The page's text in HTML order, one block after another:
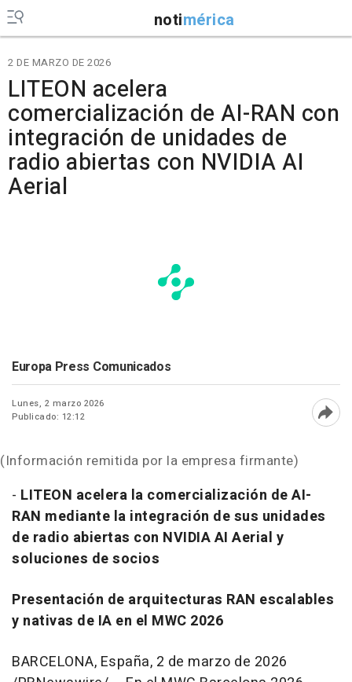
notimérica
2 DE MARZO DE 2026
LITEON acelera
comercialización de AI-RAN con
integración de unidades de
radio abiertas con NVIDIA AI
Aerial
Europa Press Comunicados
Lunes, 2 marzo 2026
Publicado: 12:12
(Información remitida por la empresa firmante)
- LITEON acelera la comercialización de AI-
RAN mediante la integración de sus unidades
de radio abiertas con NVIDIA AI Aerial y
soluciones de socios
Presentación de arquitecturas RAN escalables
y nativas de IA en el MWC 2026
BARCELONA, España, 2 de marzo de 2026